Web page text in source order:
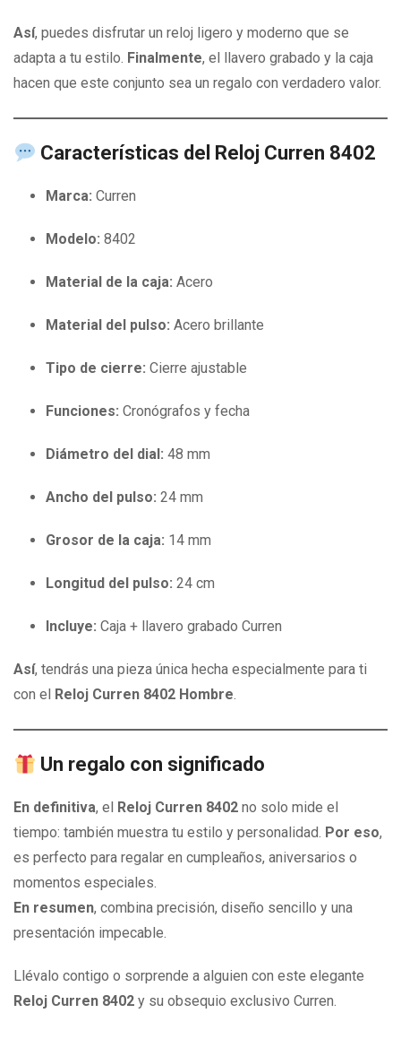
Así, puedes disfrutar un reloj ligero y moderno que se
adapta a tu estilo. Finalmente, el llavero grabado y la caja
hacen que este conjunto sea un regalo con verdadero valor.
Características del Reloj Curren 8402
Marca: Curren
Modelo: 8402
Material de la caja: Acero
Material del pulso: Acero brillante
Tipo de cierre: Cierre ajustable
Funciones: Cronógrafos y fecha
Diámetro del dial: 48 mm
Ancho del pulso: 24 mm
Grosor de la caja: 14 mm
Longitud del pulso: 24 cm
Incluye: Caja + llavero grabado Curren
Así, tendrás una pieza única hecha especialmente para ti
con el
Reloj Curren 8402 Hombre.
Un regalo con significado
En definitiva, el Reloj Curren 8402 no solo mide el
tiempo: también muestra tu estilo y personalidad. Por eso,
es perfecto para regalar en cumpleaños, aniversarios o
momentos especiales.
En resumen, combina precisión, diseño sencillo y una
presentación impecable.
Llévalo contigo o sorprende a alguien con este elegante
Reloj Curren 8402 y su obsequio exclusivo Curren.